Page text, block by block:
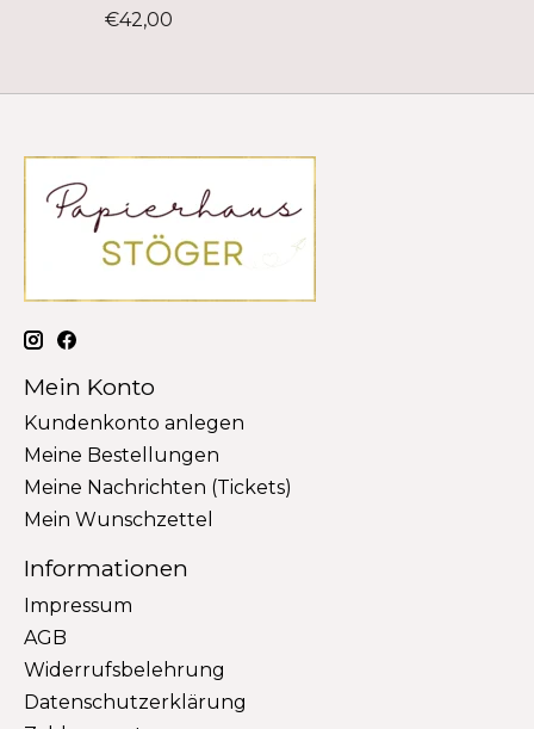
€42,00
Mein Konto
Kundenkonto anlegen
Meine Bestellungen
Meine Nachrichten (Tickets)
Mein Wunschzettel
Informationen
Impressum
AGB
Widerrufsbelehrung
Datenschutzerklärung